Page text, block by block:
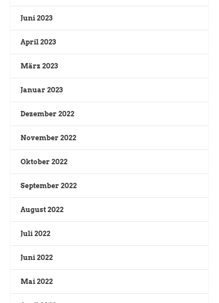
Juni 2023
April 2023
März 2023
Januar 2023
Dezember 2022
November 2022
Oktober 2022
September 2022
August 2022
Juli 2022
Juni 2022
Mai 2022